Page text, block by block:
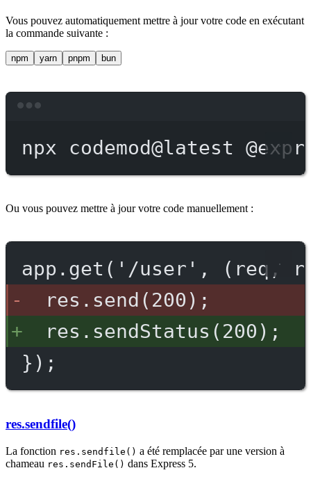
Vous pouvez automatiquement mettre à jour votre code en exécutant
la commande suivante :
npm yarn pnpm bun
npx codemod@latest
Ou vous pouvez mettre à jour votre code manuellement :
app.get('/user', (req,
res.send(200);
res.sendStatus(200);
});
res.sendfile()
La fonction res.sendfile() a été remplacée par une version à
chameau res.sendFile() dans Express 5.